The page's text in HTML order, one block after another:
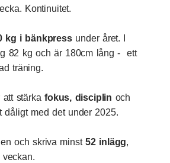
Kontinuitet.
kg i bänkpressunder året. I
82 kg och är 180cm lång - ett
träning.
att stärkafokus, disciplin och
med det under 2025.
och skriva minst52 inlägg,